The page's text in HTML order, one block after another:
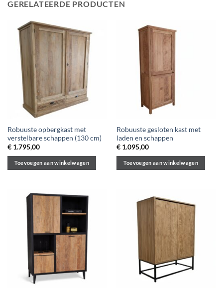
GERELATEERDE PRODUCTEN
Robuuste opbergkast met
verstelbare schappen (130 cm)
€1.795,00
Toevoegen aan winkelwagen
Robuuste gesloten kast met
laden en schappen
€1.095,00
Toevoegen aan winkelwagen